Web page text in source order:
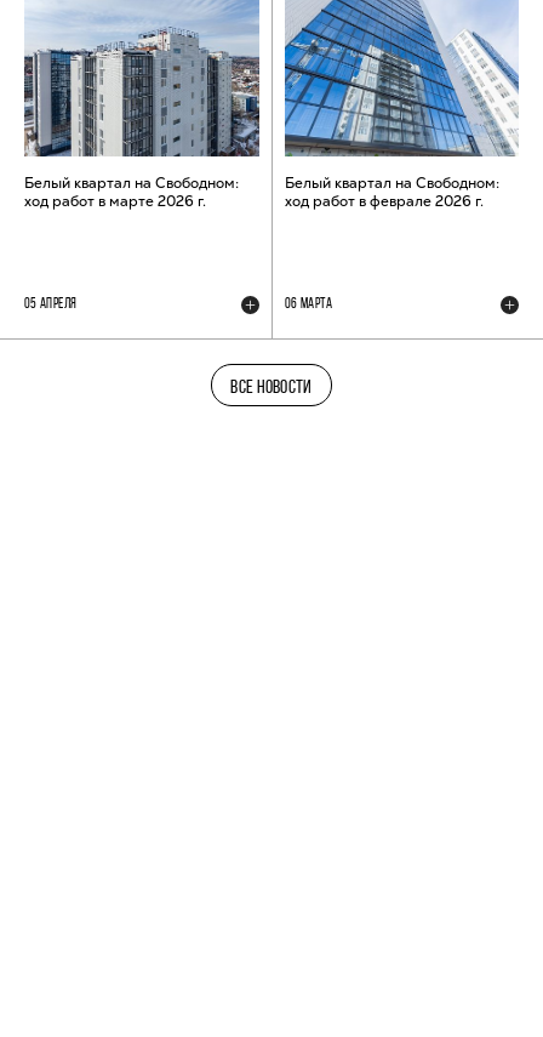
Белый квартал на Свободном:
ход работ в марте 2026 г.
05 АПРЕЛЯ
Белый квартал на Свободном:
ход работ в феврале 2026 г.
06 МАРТА
ВСЕ НОВОСТИ